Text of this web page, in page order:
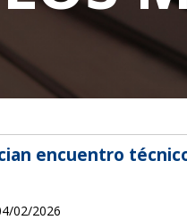
NUESTRA
William
Asuncion -
encuentro
02/2026